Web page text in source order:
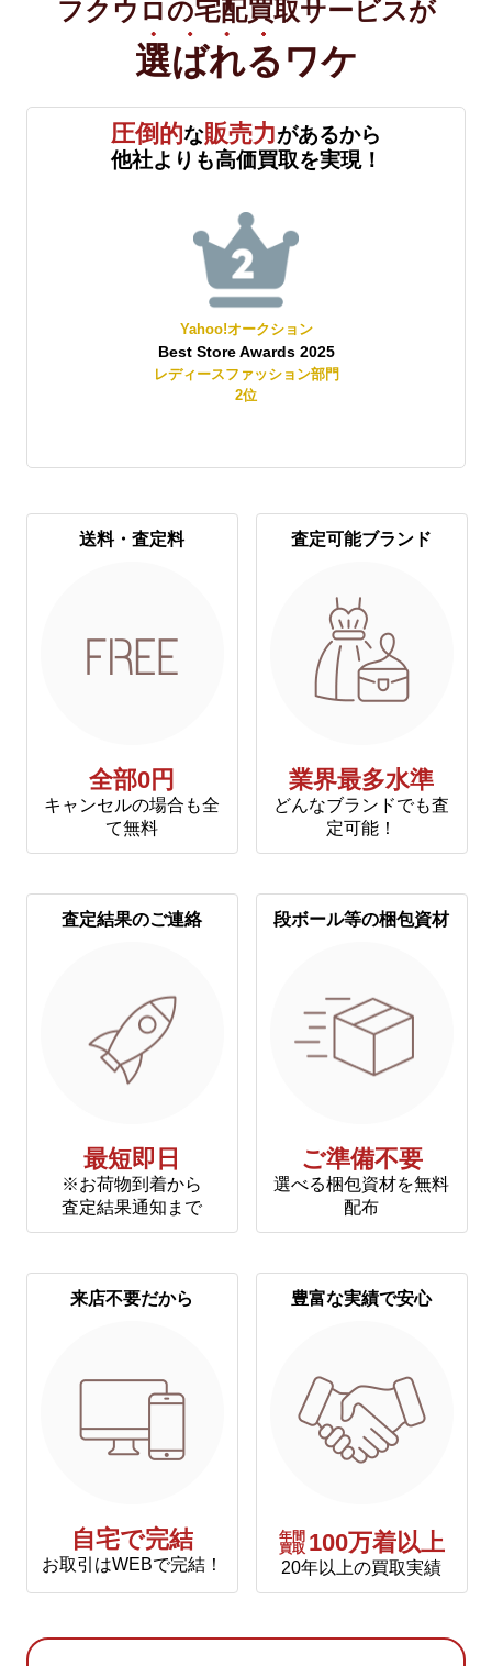
フクウロの宅配買取サービスが
選ばれる ワケ
圧倒的な販売力があるから
他社よりも高価買取を実現！
Yahoo!オークション
Best Store Awards 2025
レディースファッション部門
2位
送料・査定料
全部0円
キャンセルの場合も全
て無料
査定可能ブランド
業界最多水準
どんなブランドでも査
定可能！
査定結果のご連絡
最短即日
※お荷物到着から
査定結果通知まで
段ボール等の梱包資材
ご準備不要
選べる梱包資材を無料
配布
来店不要だから
自宅で完結
お取引はWEBで完結！
豊富な実績で安心
年間
買取 100万着以上
20年以上の買取実績